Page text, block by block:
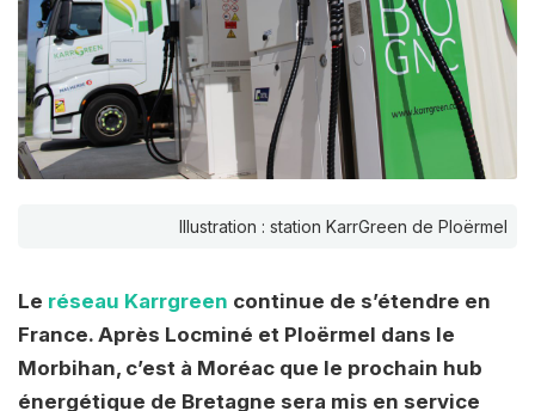
Illustration : station KarrGreen de Ploërmel
Le réseau Karrgreen continue de s’étendre en
France. Après Locminé et Ploërmel dans le
Morbihan, c’est à Moréac que le prochain hub
énergétique de Bretagne sera mis en service